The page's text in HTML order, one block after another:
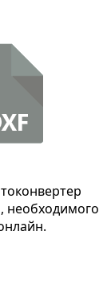
необходимого